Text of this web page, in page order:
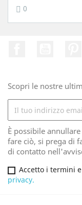
0
Scopri le nostre
È possibile
fare ciò, si prega di
di contatto
Accetto i termini
privacy.